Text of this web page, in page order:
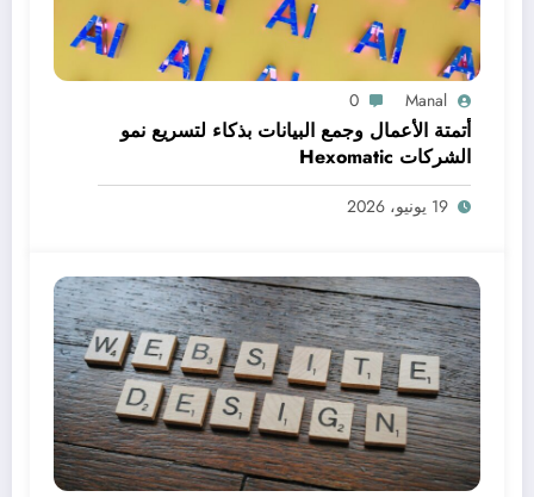
Manal
0
أتمتة الأعمال وجمع البيانات بذكاء لتسريع نمو
الشركات Hexomatic
19 يونيو، 2026